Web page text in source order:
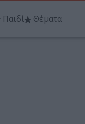
Παιδί Θέματα